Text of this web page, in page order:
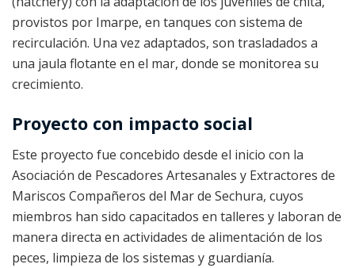
provistos por Imarpe, en tanques con sistema de
recirculación. Una vez adaptados, son trasladados a
una jaula flotante en el mar, donde se monitorea su
crecimiento.
Proyecto con impacto social
Este proyecto fue concebido desde el inicio con la
Asociación de Pescadores Artesanales y Extractores de
Mariscos Compañeros del Mar de Sechura, cuyos
miembros han sido capacitados en talleres y laboran de
manera directa en actividades de alimentación de los
peces, limpieza de los sistemas y guardianía.